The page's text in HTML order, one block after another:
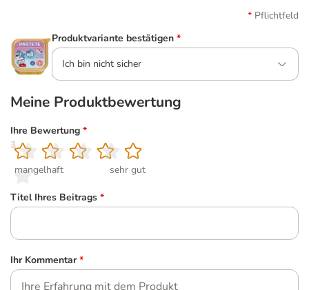
Pflichtfeld
Produktvariante bestätigen *
Ich bin nicht sicher
Meine Produktbewertung
Ihre Bewertung *
1
mangelhaft
2
3
4
5
sehr gut
Titel Ihres Beitrags *
Ihr Kommentar *